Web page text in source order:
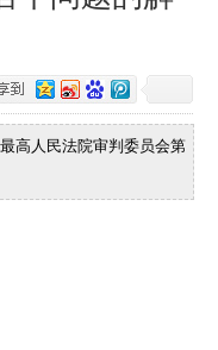
高人民法院审判委员会第